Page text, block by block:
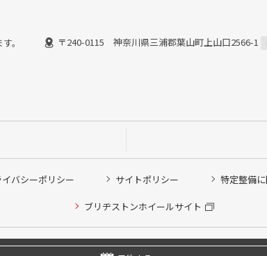
。 〒240-0115 神奈川県三浦郡葉山町上山口2566-1
イバシーポリシー サイトポリシー 特定整備
ブリヂストンホイールサイト
Copyright © 2024 Bridgestone Retail Co.,Ltd. All rights Reserved.
業の予約
ーク契約会員の方はこちらを選択ください
用いただけません